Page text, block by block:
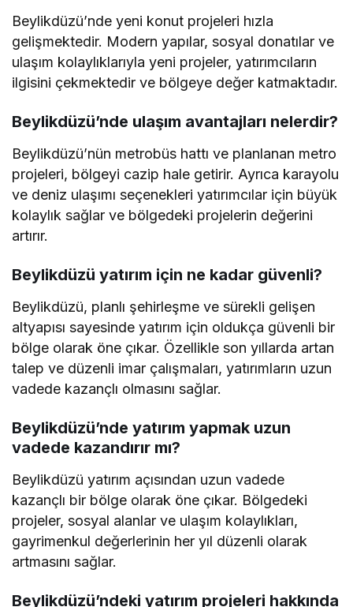
Beylikdüzü’nde yeni konut projeleri hızla
gelişmektedir. Modern yapılar, sosyal donatılar ve
ulaşım kolaylıklarıyla yeni projeler, yatırımcıların
ilgisini çekmektedir ve bölgeye değer katmaktadır.
Beylikdüzü’nde ulaşım avantajları nelerdir?
Beylikdüzü’nün metrobüs hattı ve planlanan metro
projeleri, bölgeyi cazip hale getirir. Ayrıca karayolu
ve deniz ulaşımı seçenekleri yatırımcılar için büyük
kolaylık sağlar ve bölgedeki projelerin değerini
artırır.
Beylikdüzü yatırım için ne kadar güvenli?
Beylikdüzü, planlı şehirleşme ve sürekli gelişen
altyapısı sayesinde yatırım için oldukça güvenli bir
bölge olarak öne çıkar. Özellikle son yıllarda artan
talep ve düzenli imar çalışmaları, yatırımların uzun
vadede kazançlı olmasını sağlar.
Beylikdüzü’nde yatırım yapmak uzun
vadede kazandırır mı?
Beylikdüzü yatırım açısından uzun vadede
kazançlı bir bölge olarak öne çıkar. Bölgedeki
projeler, sosyal alanlar ve ulaşım kolaylıkları,
gayrimenkul değerlerinin her yıl düzenli olarak
artmasını sağlar.
Beylikdüzü’ndeki yatırım projeleri hakkında